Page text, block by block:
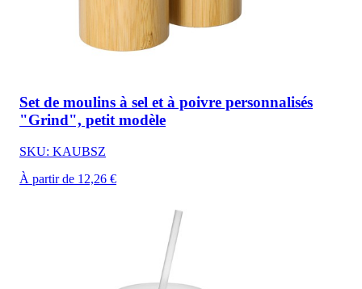
Set de moulins à sel et à poivre personnalisés
"Grind", petit modèle
SKU: KAUBSZ
À partir de 12,26 €